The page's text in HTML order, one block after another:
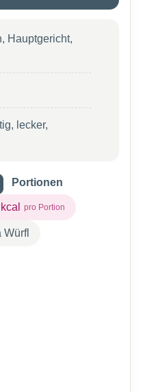
Hauptgericht,
lecker,
Portionen
kcal
Würfl